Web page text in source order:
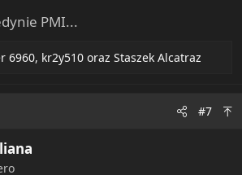
PMI...
6960, kr2y510 oraz Staszek Alcatraz
#7